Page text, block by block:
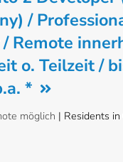
/
Remote
o. Teilzeit /
*
möglich | Residents